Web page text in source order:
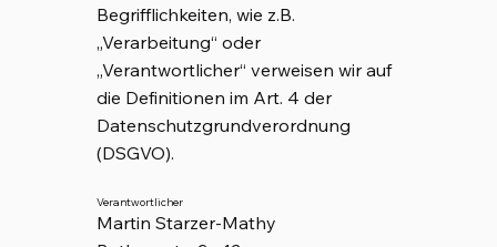
Begrifflichkeiten, wie z.B.
„Verarbeitung“ oder
„Verantwortlicher“ verweisen wir auf
die Definitionen im Art. 4 der
Datenschutzgrundverordnung
(DSGVO).
Verantwortlicher
Martin Starzer-Mathy